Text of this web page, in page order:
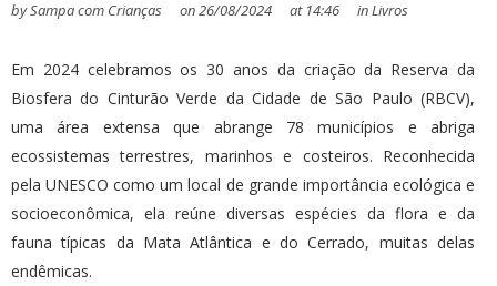
bySampa com Crianças on26/08/2024 at 14:46 inLivros
Em 2024 celebramos os 30 anos da criação da Reserva da
Biosfera do Cinturão Verde da Cidade de São Paulo (RBCV),
uma área extensa que abrange 78 municípios e abriga
ecossistemas terrestres, marinhos e costeiros. Reconhecida
pela UNESCO como um local de grande importância ecológica e
socioeconômica, ela reúne diversas espécies da flora e da
fauna típicas da Mata Atlântica e do Cerrado, muitas delas
endêmicas.